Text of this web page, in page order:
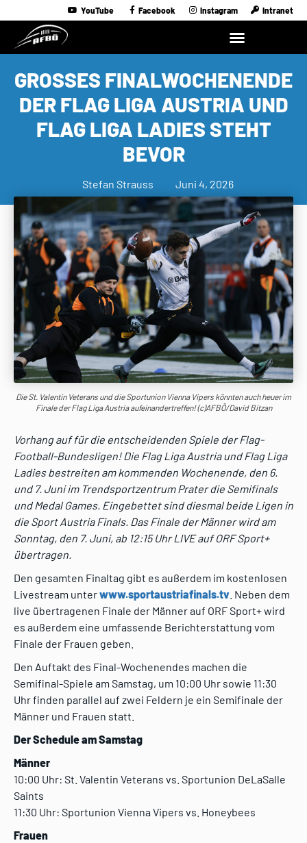
YouTube Facebook Instagram Intranet
GROSSES FINALWOCHENENDE D
ER FLAG LIGA AUSTRIA UND F
LAG LIGA LADIES STEHT B
EVOR
Stefan Strauss Juni 4, 2026
Die St. Valentin Veterans und die Sportunion Vienna Vipers könnten auch heuer im
Finale der Flag Liga Austria aufeinandertreffen! (c)AFBÖ/David Bitzan
Vorhang auf für die entscheidenden Spiele der Flag-
Football-Bundesligen! Die Flag Liga Austria und Flag Liga
Ladies bestreiten am kommenden Wochenende, den 6.
und 7. Juni im Trendsportzentrum Prater die Semifinals
und Medal Games. Eingebettet sind diesmal beide Ligen in
die Sport Austria Finals. Das Finale der Männer wird am
Sonntag, den 7. Juni, ab 12:15 Uhr LIVE auf ORF Sport+
übertragen.
Den gesamten Finaltag gibt es außerdem im kostenlosen
Livestream unterwww.sportaustriafinals.tv . Neben dem
live übertragenen Finale der Männer auf ORF Sport+ wird
es außerdem eine umfassende Berichterstattung vom
Finale der Frauen geben.
Den Auftakt des Final-Wochenendes machen die
Semifinal-Spiele am Samstag, um 10:00 Uhr sowie 11:30
Uhr finden parallel auf zwei Feldern je ein Semifinale der
Männer und Frauen statt.
Der Schedule am Samstag
Männer
10:00 Uhr: St. Valentin Veterans vs. Sportunion DeLaSalle
Saints
11:30 Uhr: Sportunion Vienna Vipers vs. Honeybees
Frauen